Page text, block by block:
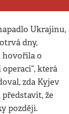
Ukrajinu,
dny,
hovořila o
která
zda Kyjev
že
později.